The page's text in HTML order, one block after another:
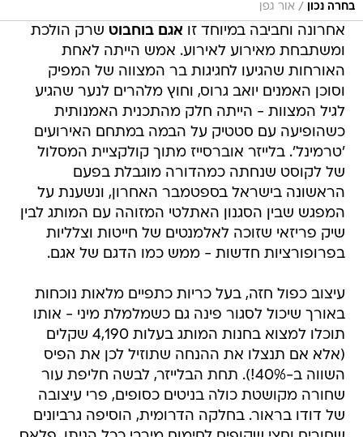
בחרה נכון / אור גפן
אחרונה וחביבה במיוחד זו אגם בוחבוט שרק הולכת
ומשתבחת מאירוע לאירוע. אמש הייתה לאחת
האורחות שהגיעו לחגיגות בר המצווה של המפיק
וסוכן האמנים יואב גרוס, וחוץ מלהרים לנער שהגיע
לגיל המצוות - הייתה חלק מהתכנית האמנותית
כשהופיעה עם סטטיק על הבמה במתחם האירועים
'טרמינל'. בלייזר אוברסייז מתוך קולקציית המסלול
של לקוסט שנחתה כמהדורה מוגבלת בפעם
הראשונה בישראל בספטמבר האחרון, ונשענת על
המפגש שבין הסגנון האתלטי המזוהה עם המותג לבין
שיק פריזאי שזוכה לאלמנטים של חייטות וצלליות
בפרופורציות חדשות - ממש כמו הדגם של אגם.
עיצוב כפול חזה, בעל כריות כתפיים מלאות נוכחות
באורך שיכול לסגור פינה גם כשמלמלת מיני - אותו
תוכלו למצוא בחנות המותג בעלות 4,190 שקלים
(אלא אם תנצלו את ההנחה שתוזיל לכן את הפיס
השווה ב-40%!). תחת הבלייזר, לבשה חליפת עור
שחורה מקושטת כולה בניטים כסופים, פרי עיצובה
של דודו בראור. בחלקה הדרומית, הוסיפה גרביונים